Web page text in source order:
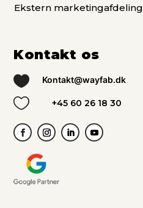
Ekstern marketingafdeling
Kontakt os
 Kontakt@wayfab.dk
 +45 60 26 18 30